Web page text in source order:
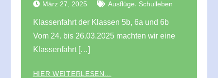
März 27, 2025 Ausflüge, Schulleben
Klassenfahrt der Klassen 5b, 6a und 6b
Vom 24. bis 26.03.2025 machten wir eine
Klassenfahrt […]
HIER WEITERLESEN...